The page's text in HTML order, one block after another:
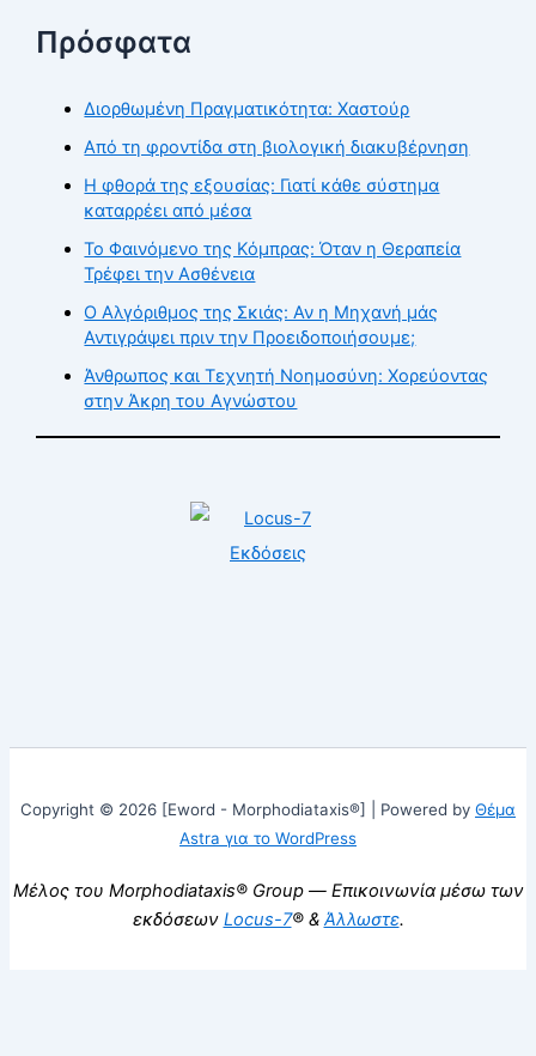
Πρόσφατα
Διορθωμένη Πραγματικότητα: Χαστούρ
Από τη φροντίδα στη βιολογική διακυβέρνηση
Η φθορά της εξουσίας: Γιατί κάθε σύστημα
καταρρέει από μέσα
Το Φαινόμενο της Κόμπρας: Όταν η Θεραπεία
Τρέφει την Ασθένεια
Ο Αλγόριθμος της Σκιάς: Αν η Μηχανή μάς
Αντιγράψει πριν την Προειδοποιήσουμε;
Άνθρωπος και Τεχνητή Νοημοσύνη: Χορεύοντας
στην Άκρη του Αγνώστου
Copyright © 2026 [Eword - Morphodiataxis®] | Powered by Θέμα
Astra για το WordPress
Μέλος του Morphodiataxis® Group — Επικοινωνία μέσω των
εκδόσεων Locus-7® & Άλλωστε.